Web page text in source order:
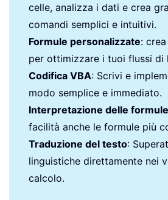
celle, analizza i dati e crea
comandi semplici e intuitivi.
Formule personalizzate:
per ottimizzare i tuoi flussi di
Codifica VBA: Scrivi e
modo semplice e immediato.
Interpretazione delle formule
facilità anche le formule più
Traduzione del testo:
linguistiche direttamente nei
calcolo.